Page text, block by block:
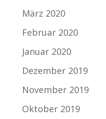
März 2020
Februar 2020
Januar 2020
Dezember 2019
November 2019
Oktober 2019